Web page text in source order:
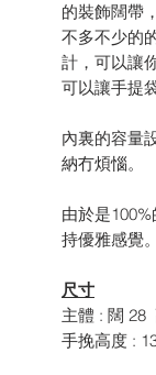
的裝飾闊帶
不多不少的
計，可以讓
可以讓手提
內裏的容量
納冇煩惱。
由於是
持優雅感覺。
尺寸
主體 : 闊 28
手挽高度 :